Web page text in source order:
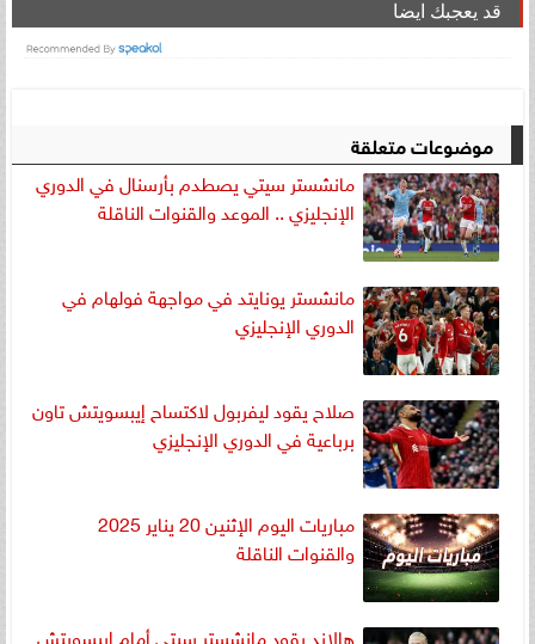
قد يعجبك ايضا
موضوعات متعلقة
مانشستر سيتي يصطدم بأرسنال في الدوري
الإنجليزي .. الموعد والقنوات الناقلة
مانشستر يونايتد في مواجهة فولهام في
الدوري الإنجليزي
صلاح يقود ليفربول لاكتساح إيبسويتش تاون
برباعية في الدوري الإنجليزي
مباريات اليوم الإثنين 20 يناير 2025
والقنوات الناقلة
هالاند يقود مانشستر سيتي أمام إيبسويتش